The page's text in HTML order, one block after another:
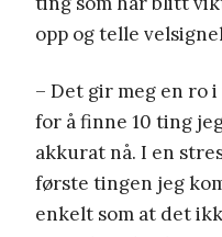
opp og telle
– Det gir meg en ro
for å finne 10 ting
akkurat nå. I en
første tingen jeg
enkelt som at det